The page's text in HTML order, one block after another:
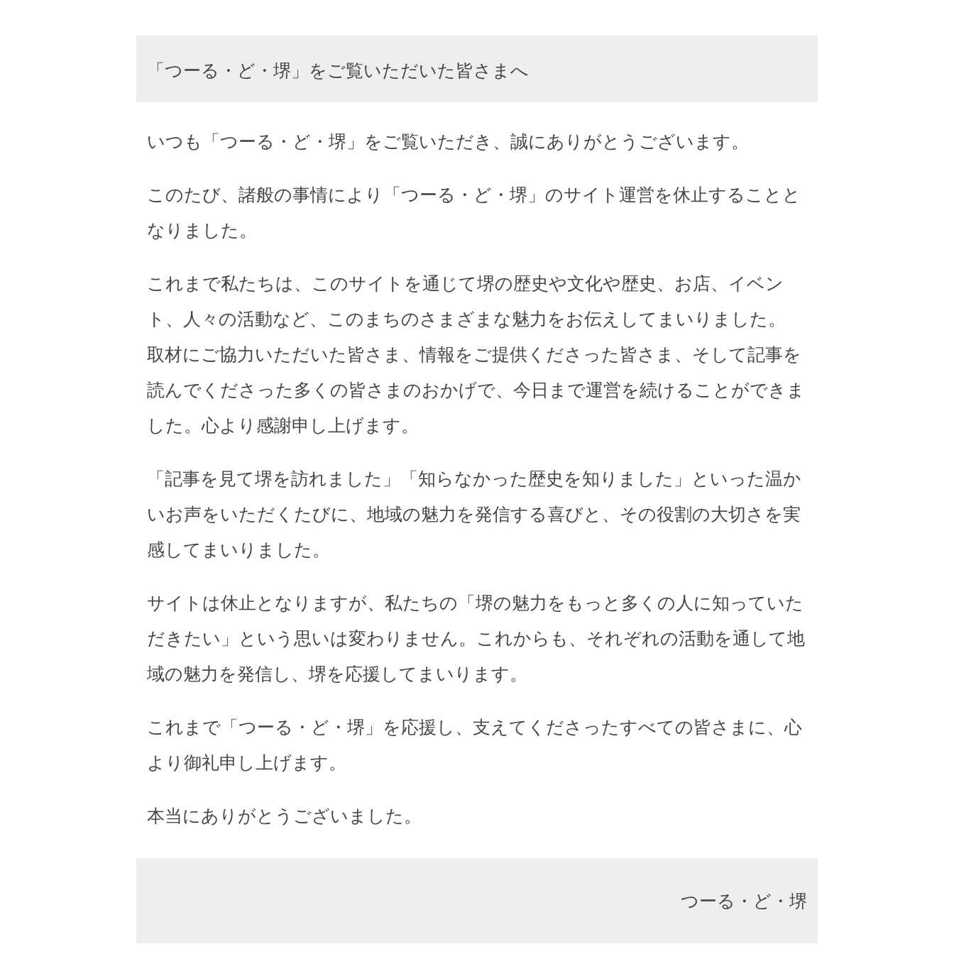
「つーる・ど・堺」をご覧いただいた皆さまへ
いつも「つーる・ど・堺」をご覧いただき、誠にありがとうございます。
このたび、諸般の事情により「つーる・ど・堺」のサイト運営を休止することと
なりました。
これまで私たちは、このサイトを通じて堺の歴史や文化や歴史、お店、イベン
ト、人々の活動など、このまちのさまざまな魅力をお伝えしてまいりました。
取材にご協力いただいた皆さま、情報をご提供くださった皆さま、そして記事を
読んでくださった多くの皆さまのおかげで、今日まで運営を続けることができま
した。心より感謝申し上げます。
「記事を見て堺を訪れました」「知らなかった歴史を知りました」といった温か
いお声をいただくたびに、地域の魅力を発信する喜びと、その役割の大切さを実
感してまいりました。
サイトは休止となりますが、私たちの「堺の魅力をもっと多くの人に知っていた
だきたい」という思いは変わりません。これからも、それぞれの活動を通して地
域の魅力を発信し、堺を応援してまいります。
これまで「つーる・ど・堺」を応援し、支えてくださったすべての皆さまに、心
より御礼申し上げます。
本当にありがとうございました。
つーる・ど・堺